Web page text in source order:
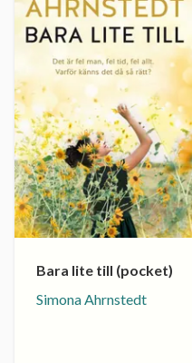
Bara lite till (pocket)
Simona Ahrnstedt